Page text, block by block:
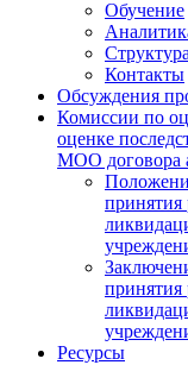
Обучение
Контакты
Обсуждения
Комиссии по
оценке
МОО договора
принятия
принятия
Ресурсы